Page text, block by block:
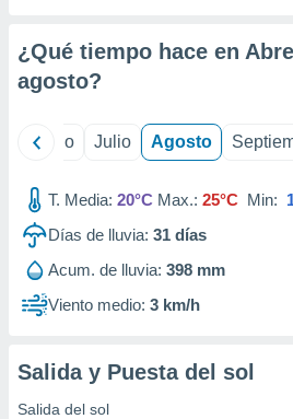
e
mediante
publicidad
publicidad
de
1199
¿Qué tiempo hace en
agosto?
Junio Julio Agosto
T. Media: 20°C Max.: 25°C Min:
Días de lluvia: 31 días
Acum. de lluvia: 398 mm
Viento medio: 3 km/h
Salida y Puesta del sol
Salida del sol